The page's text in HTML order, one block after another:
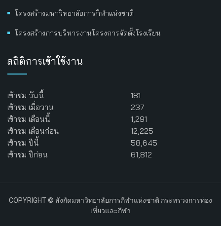
โครงสร้างมหาวิทยาลัยการกีฬาแห่งชาติ
โครงสร้างการบริหารงานโครงการจัดตั้งโรงเรียน
สถิติการเข้าใช้งาน
เข้าชม วันนี้
181
เข้าชม เมื่อวาน
237
เข้าชม เดือนนี้
1,291
เข้าชม เดือนก่อน
12,225
เข้าชม ปีนี้
58,645
เข้าชม ปีก่อน
61,812
COPYRIGHT © สังกัดมหาวิทยาลัยการกีฬาแห่งชาติ กระทรวงการท่อง
เที่ยวและกีฬา